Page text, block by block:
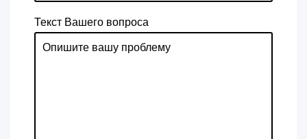
Текст Вашего вопроса